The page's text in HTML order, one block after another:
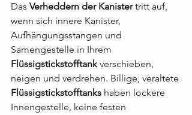
Das Verheddern der Kanister tritt auf,
wenn sich innere Kanister,
Aufhängungsstangen und
Samengestelle in Ihrem
Flüssigstickstofftank verschieben,
neigen und verdrehen. Billige, veraltete
Flüssigstickstofftanks haben lockere
Innengestelle, keine festen